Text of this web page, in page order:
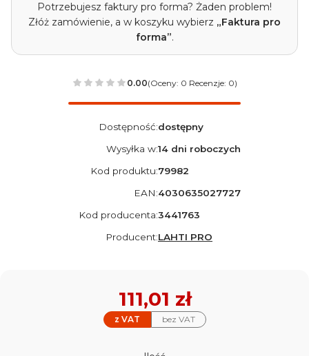
Potrzebujesz faktury pro forma? Żaden problem!
Złóż zamówienie, a w koszyku wybierz „Faktura pro
forma”.
0.00(Oceny: 0 Recenzje: 0)
Dostępność:dostępny
Wysyłka w:14 dni roboczych
Kod produktu:79982
EAN:4030635027727
Kod producenta:3441763
Producent:LAHTI PRO
z VAT bez VAT
Cena
111,01 zł